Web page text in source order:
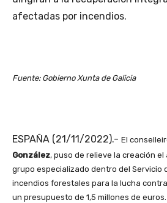
afectadas por incendios.
Fuente: Gobierno Xunta de Galicia
ESPAÑA (21/11/2022).- El
González, puso de relieve la creación el
grupo especializado dentro del Servicio
incendios forestales para la lucha
un presupuesto de 1,5 millones de euros.